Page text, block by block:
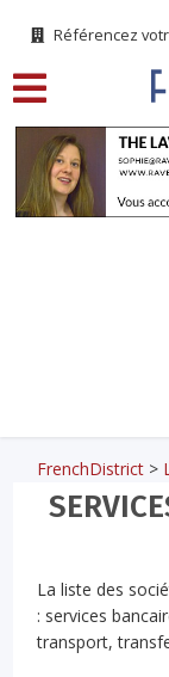
Référencez
FrenchDistrict >
La liste des
: services
transport,